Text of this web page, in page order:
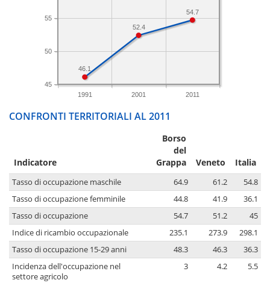
1991 2001 2011
45
50
55
54.7
52.4
46.1
CONFRONTI TERRITORIALI AL 2011
Indicatore
Borso
del
Grappa
Veneto Italia
Tasso di occupazione maschile 64.9 61.2
54.8
Tasso di occupazione femminile
44.8 41.9
36.1
Tasso di occupazione
54.7 51.2
45
Indice di ricambio occupazionale
235.1 273.9
298.1
Tasso di occupazione 15-29 anni
48.3 46.3
36.3
Incidenza dell'occupazione nel
settore agricolo
3 4.2 5.5